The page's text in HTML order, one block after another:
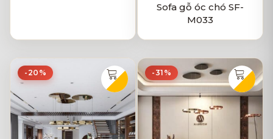
Sofa gỗ óc chó SF-
M033
-20% -31%